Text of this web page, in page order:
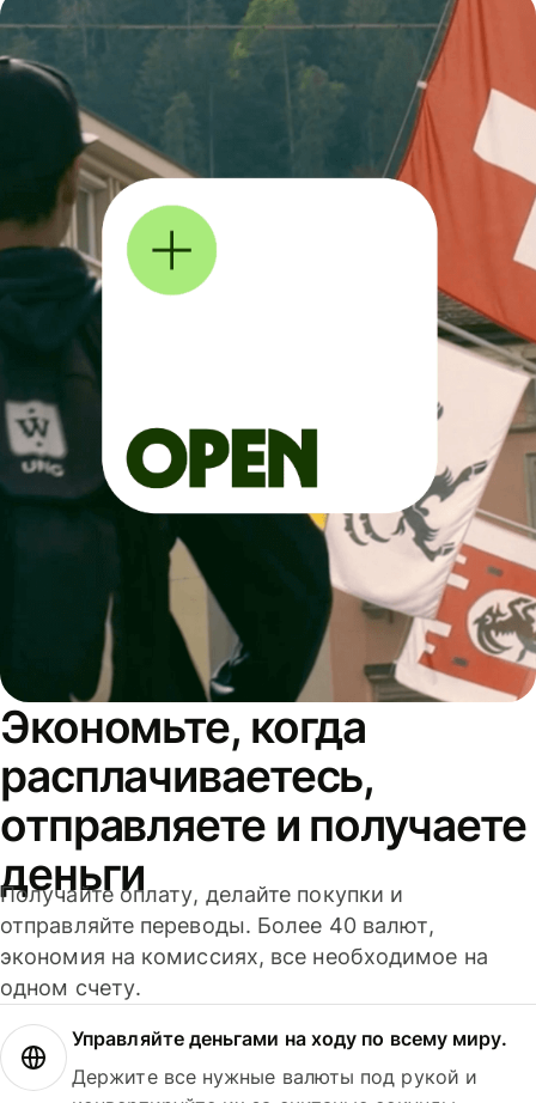
Экономьте, когда
расплачиваетесь,
отправляете и получаете
деньги
Получайте оплату, делайте покупки и
отправляйте переводы. Более 40 валют,
экономия на комиссиях, все необходимое на
одном счету.
Управляйте деньгами на ходу по всему миру.
Держите все нужные валюты под рукой и